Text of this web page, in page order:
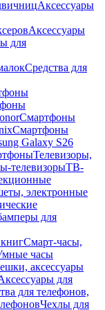
Аксессуары
Аксессуары
для
Средства для
Смартфоны
Смартфоны
Galaxy S26
Телевизоры,
телевизорыТВ-
электронные
для
Смарт-часы,
часы
аксессуары
для
для телефонов,
Чехлы для